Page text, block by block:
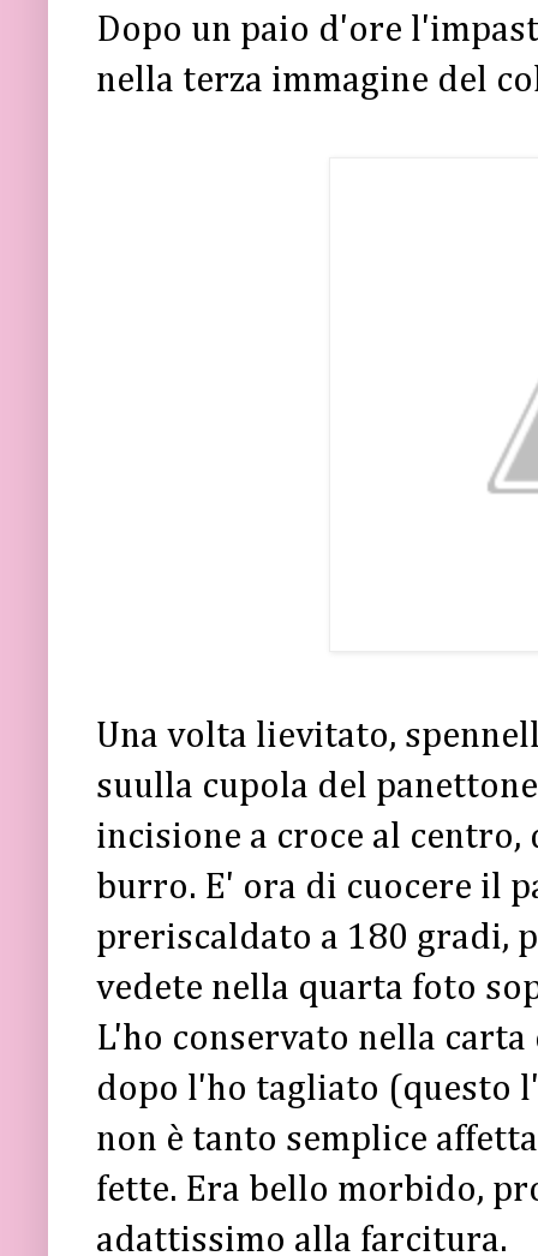
Dopo un paio d'ore
nella terza immagine del
Una volta lievitato,
suulla cupola del
incisione a croce al
burro. E' ora di cuocere il
preriscaldato a 180 gradi,
vedete nella quarta foto
L'ho conservato nella
dopo l'ho tagliato (questo
non è tanto semplice
fette. Era bello morbido,
adattissimo alla farcitura.